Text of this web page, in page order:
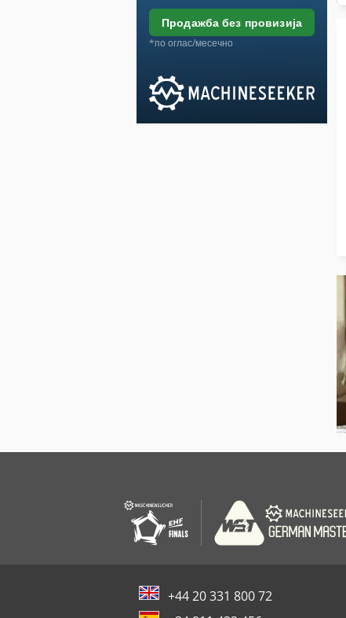
продажба без провизија
*по оглас/месечно
+44 20 331 800 72